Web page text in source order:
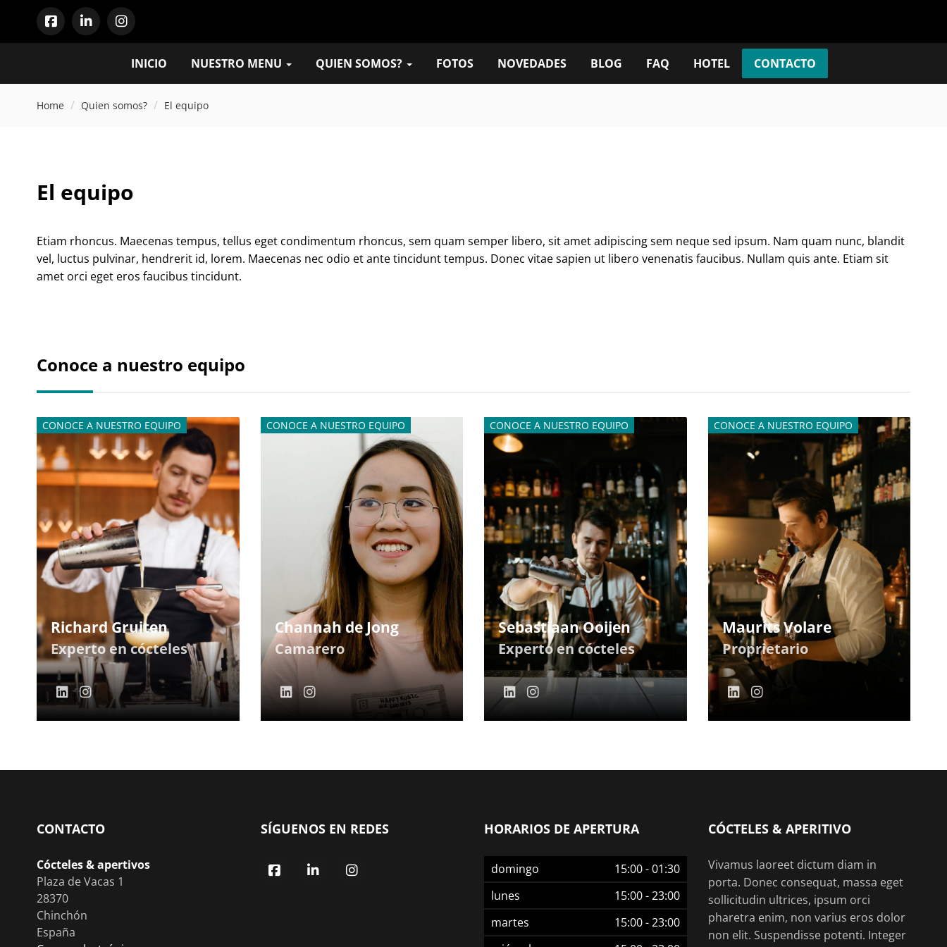
INICIO NUESTRO MENU QUIEN SOMOS? FOTOS NOVEDADES BLOG FAQ HOTEL CONTACTO
Home Quien somos? El equipo
El equipo
Etiam rhoncus. Maecenas tempus, tellus eget condimentum rhoncus, sem quam semper libero, sit amet adipiscing sem neque sed ipsum. Nam quam nunc, blandit
vel, luctus pulvinar, hendrerit id, lorem. Maecenas nec odio et ante tincidunt tempus. Donec vitae sapien ut libero venenatis faucibus. Nullam quis ante. Etiam sit
amet orci eget eros faucibus tincidunt.
Conoce a nuestro equipo
CONOCE A NUESTRO EQUIPO
Richard Gruiten
Experto en cócteles
CONOCE A NUESTRO EQUIPO
Channah de Jong
Camarero
CONOCE A NUESTRO EQUIPO
Sebastiaan Ooijen
Experto en cócteles
CONOCE A NUESTRO EQUIPO
Maurits Volare
Proprietario
CONTACTO
Cócteles & apertivos
Plaza de Vacas 1
28370
Chinchón
España
SÍGUENOS EN REDES HORARIOS DE APERTURA
domingo 15:00-01:30
lunes
15:00-23:00
martes
15:00-23:00
CÓCTELES & APERITIVO
Vivamus laoreet dictum diam in
porta. Donec consequat, massa eget
sollicitudin ultrices, ipsum orci
pharetra enim, non varius eros dolor
non elit. Suspendisse potenti. Integer